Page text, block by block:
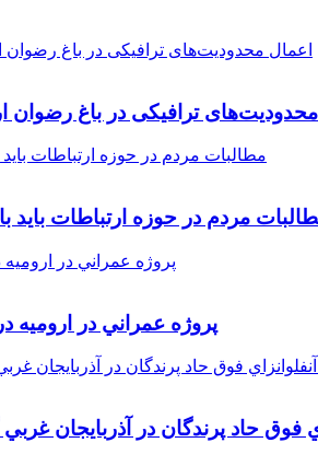
ترافیکی در باغ رضوان
مردم در حوزه ارتباطات بايد
247 پروژه عمراني در
فوق حاد پرندگان در آذربايجان